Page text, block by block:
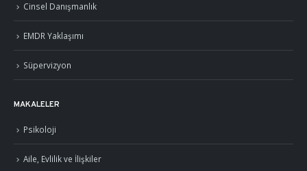
Cinsel Danışmanlık
EMDR Yaklaşımı
Süpervizyon
MAKALELER
Psikoloji
Aile, Evlilik ve İlişkiler